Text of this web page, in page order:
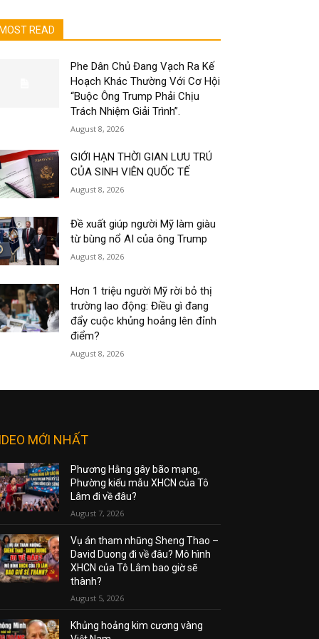
MOST READ
Phe Dân Chủ Đang Vạch Ra Kế
Hoạch Khác Thường Với Cơ Hội
“Buộc Ông Trump Phải Chịu
Trách Nhiệm Giải Trình”.
August 8, 2026
GIỚI HẠN THỜI GIAN LƯU TRÚ
CỦA SINH VIÊN QUỐC TẾ
August 8, 2026
Đề xuất giúp người Mỹ làm giàu
từ bùng nổ AI của ông Trump
August 8, 2026
Hơn 1 triệu người Mỹ rời bỏ thị
trường lao động: Điều gì đang
đẩy cuộc khủng hoảng lên đỉnh
điểm?
August 8, 2026
MỚI NHẤT
Phương Hằng gây bão mạng,
Phường kiểu mẫu XHCN của Tô
Lâm đi về đâu?
August 7, 2026
Vụ án tham nhũng Sheng Thao –
David Duong đi về đâu? Mô hình
XHCN của Tô Lâm bao giờ sẽ
thành?
August 5, 2026
Khủng hoảng kim cương vàng